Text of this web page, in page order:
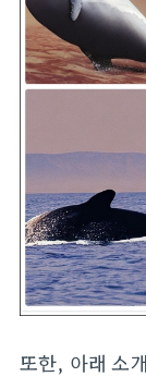
또한, 아래 소